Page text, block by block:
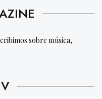
sobre música,